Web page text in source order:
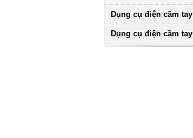
Dụng cụ điện cầm
Dụng cụ điện cầm tay